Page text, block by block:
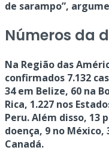
de sarampo”,
Números da
Na Região das
confirmados 7.132
34 em Belize, 60 na
Rica, 1.227 nos
Peru. Além disso, 13
doença, 9 no México,
Canadá.